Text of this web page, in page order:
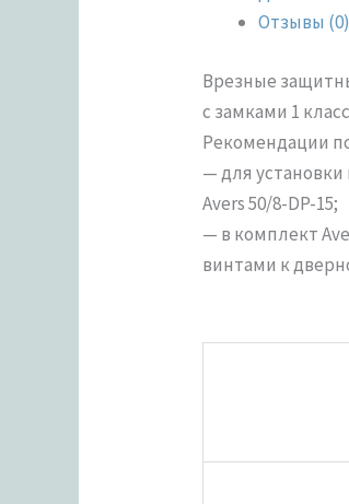
Отзывы (0)
Врезные
с замками 1
Рекомендации
— для установки
Avers 50/8-DP-15;
— в комплект
винтами к